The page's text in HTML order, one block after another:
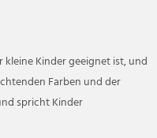
kleine Kinder geeignet ist, und
Farben und der
spricht Kinder